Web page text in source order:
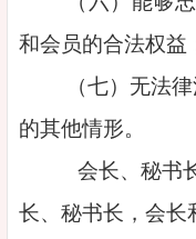
和会员的合法权益
（七）无法
的其他情形。
会长、秘书
长、秘书长，会长